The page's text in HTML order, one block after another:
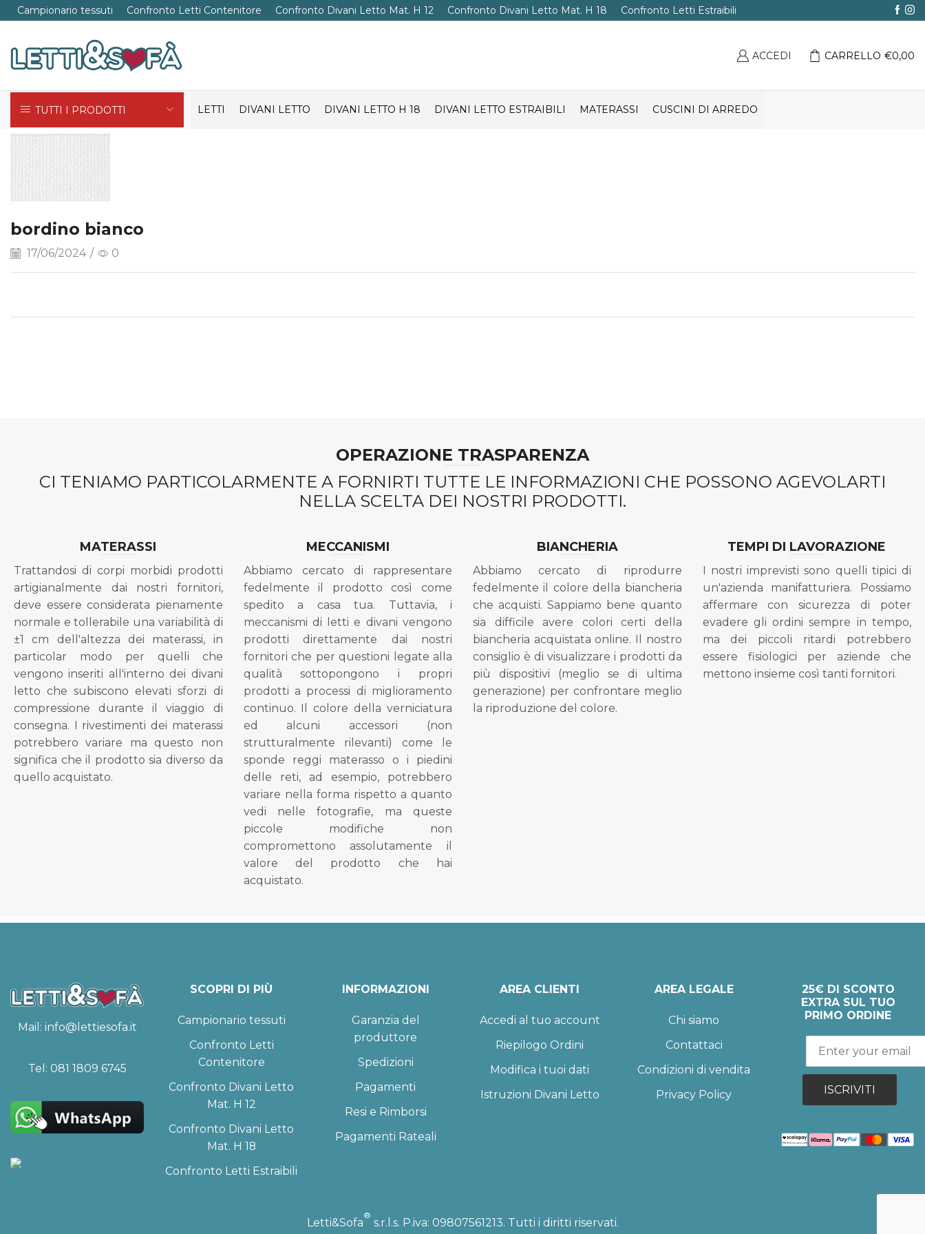
Campionario tessuti Confronto Letti Contenitore Confronto Divani Letto Mat. H 12 Confronto Divani Letto Mat. H 18 Confronto Letti Estraibili
ACCEDI CARRELLO €0,00
TUTTI I PRODOTTI LETTI DIVANI LETTO DIVANI LETTO H 18 DIVANI LETTO ESTRAIBILI MATERASSI CUSCINI DI ARREDO
bordino bianco
17/06/2024 / 0
OPERAZIONE TRASPARENZA
CI TENIAMO PARTICOLARMENTE A FORNIRTI TUTTE LE INFORMAZIONI CHE POSSONO AGEVOLARTI
NELLA SCELTA DEI NOSTRI PRODOTTI.
MATERASSI
Trattandosi di corpi morbidi prodotti
artigianalmente dai nostri fornitori,
deve essere considerata pienamente
normale e tollerabile una variabilità di
±1 cm dell'altezza dei materassi, in
particolar modo per quelli che
vengono inseriti all'interno dei divani
letto che subiscono elevati sforzi di
compressione durante il viaggio di
consegna. I rivestimenti dei materassi
potrebbero variare ma questo non
significa che il prodotto sia diverso da
quello acquistato.
MECCANISMI
Abbiamo cercato di rappresentare
fedelmente il prodotto così come
spedito a casa tua. Tuttavia, i
meccanismi di letti e divani vengono
prodotti direttamente dai nostri
fornitori che per questioni legate alla
qualità sottopongono i propri
prodotti a processi di miglioramento
continuo. Il colore della verniciatura
ed alcuni accessori (non
strutturalmente rilevanti) come le
sponde reggi materasso o i piedini
delle reti, ad esempio, potrebbero
variare nella forma rispetto a quanto
vedi nelle fotografie, ma queste
piccole modifiche non
compromettono assolutamente il
valore del prodotto che hai
acquistato.
BIANCHERIA
Abbiamo cercato di riprodurre
fedelmente il colore della biancheria
che acquisti. Sappiamo bene quanto
sia difficile avere colori certi della
biancheria acquistata online. Il nostro
consiglio è di visualizzare i prodotti da
più dispositivi (meglio se di ultima
generazione) per confrontare meglio
la riproduzione del colore.
TEMPI DI LAVORAZIONE
I nostri imprevisti sono quelli tipici di
un'azienda manifatturiera. Possiamo
affermare con sicurezza di poter
evadere gli ordini sempre in tempo,
ma dei piccoli ritardi potrebbero
essere fisiologici per aziende che
mettono insieme così tanti fornitori.
Mail: info@lettiesofa.it
Tel: 081 1809 6745
SCOPRI DI PIÙ
Campionario tessuti
Confronto Letti
Contenitore
Confronto Divani Letto
Mat. H 12
Confronto Divani Letto
Mat. H 18
Confronto Letti Estraibili
INFORMAZIONI
Garanzia del
produttore
Spedizioni
Pagamenti
Resi e Rimborsi
Pagamenti Rateali
AREA CLIENTI
Accedi al tuo account
Riepilogo Ordini
Modifica i tuoi dati
Istruzioni Divani Letto
AREA LEGALE
Chi siamo
Contattaci
Condizioni di vendita
Privacy Policy
25€ DI SCONTO
EXTRA SUL TUO
PRIMO ORDINE
ISCRIVITI
Letti&Sofa
®
s.r.l.s. P.iva: 09807561213. Tutti i diritti riservati.